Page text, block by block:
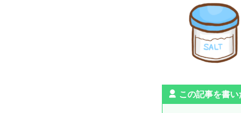
この記事を書い